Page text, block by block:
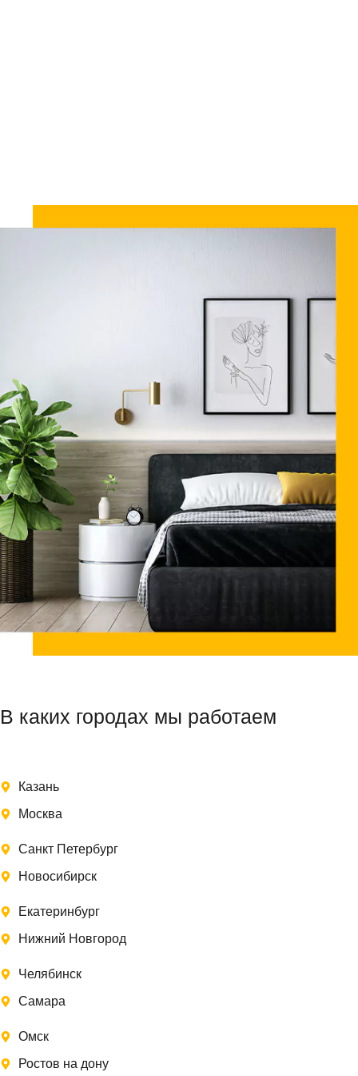
В каких городах мы работаем
Казань
Москва
Санкт Петербург
Новосибирск
Екатеринбург
Нижний Новгород
Челябинск
Самара
Омск
Ростов на дону